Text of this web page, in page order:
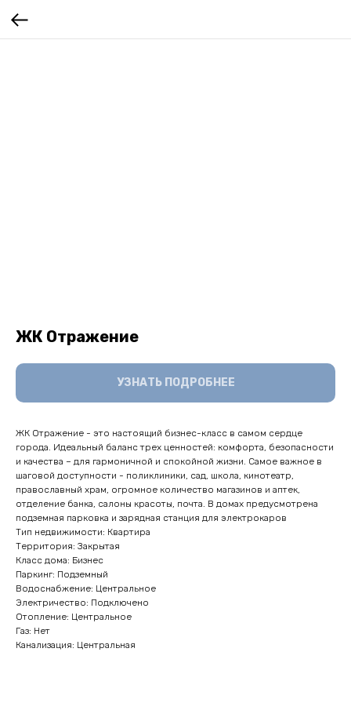
ЖК Отражение
УЗНАТЬ ПОДРОБНЕЕ
ЖК Отражение - это настоящий бизнес-класс в самом сердце
города. Идеальный баланс трех ценностей: комфорта, безопасности
и качества – для гармоничной и спокойной жизни. Самое важное в
шаговой доступности - поликлиники, сад, школа, кинотеатр,
православный храм, огромное количество магазинов и аптек,
отделение банка, салоны красоты, почта. В домах предусмотрена
подземная парковка и зарядная станция для электрокаров
Тип недвижимости: Квартира
Территория: Закрытая
Класс дома: Бизнес
Паркинг: Подземный
Водоснабжение: Центральное
Электричество: Подключено
Отопление: Центральное
Газ: Нет
Канализация: Центральная